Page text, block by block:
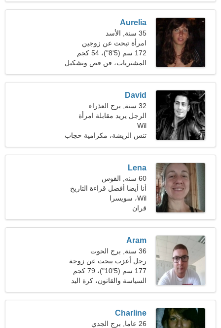
Aurelia
35 سنة, الأسد
امرأة تبحث عن زوجين
172 سم (5'8")، 54 كجم
(119 رطلا)
المشتريات، فن قص وتشكيل
الورق
David
32 سنة, برج العذراء
الرجل يريد مقابلة امرأة
Wil
تنس الريشة، مكرامية حجاب
Lena
60 سنه, القوس
أنا أيضا أفضل قراءة التاريخ
Wil، سويسرا
قران
Aram
36 سنة, برج الحوت
رجل أعزب يبحث عن زوجة
25-34
177 سم (5'10")، 79 كجم
(174 رطلا)
السياسة والقانون، كرة اليد
Charline
26 عاما, برج الجدي